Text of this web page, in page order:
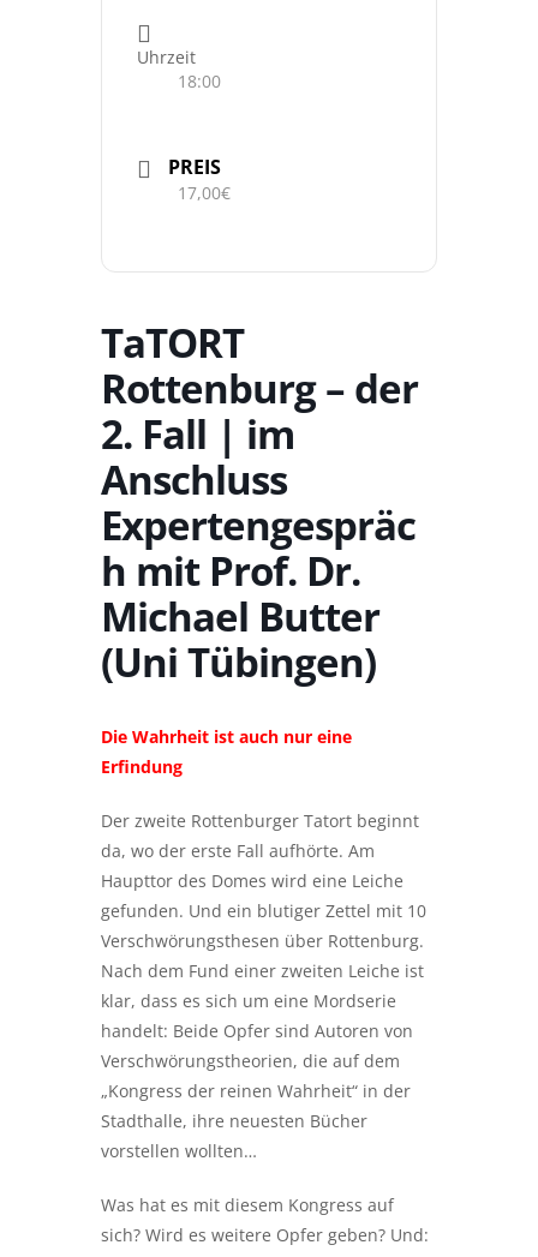
Uhrzeit
18:00
PREIS
17,00€
TaTORT
Rottenburg – der
2. Fall | im
Anschluss
Expertengespräc
h mit Prof. Dr.
Michael Butter
(Uni Tübingen)
Die Wahrheit ist auch nur eine
Erfindung
Der zweite Rottenburger Tatort beginnt
da, wo der erste Fall aufhörte. Am
Haupttor des Domes wird eine Leiche
gefunden. Und ein blutiger Zettel mit 10
Verschwörungsthesen über Rottenburg.
Nach dem Fund einer zweiten Leiche ist
klar, dass es sich um eine Mordserie
handelt: Beide Opfer sind Autoren von
Verschwörungstheorien, die auf dem
„Kongress der reinen Wahrheit“ in der
Stadthalle, ihre neuesten Bücher
vorstellen wollten…
Was hat es mit diesem Kongress auf
sich? Wird es weitere Opfer geben? Und: